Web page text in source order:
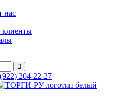
нас
клиенты
204-22-27